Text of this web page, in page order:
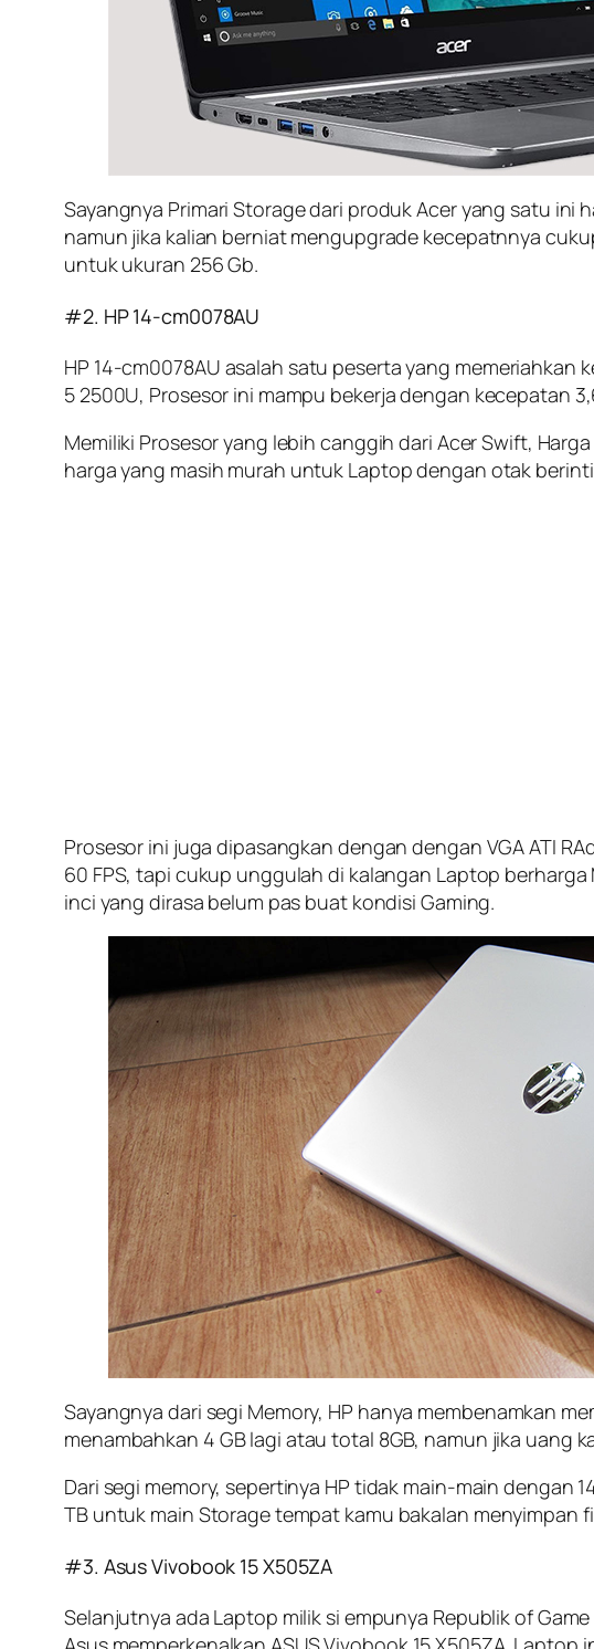
Sayangnya Primari Storage dari produk Acer yang satu ini
namun jika kalian berniat mengupgrade kecepatnnya
untuk ukuran 256 Gb.
#2. HP 14-cm0078AU
HP 14-cm0078AU asalah satu peserta yang
5 2500U, Prosesor ini mampu bekerja dengan kecepatan
Memiliki Prosesor yang lebih canggih dari Acer Swift,
harga yang masih murah untuk Laptop dengan otak
Prosesor ini juga dipasangkan dengan dengan VGA ATI
60 FPS, tapi cukup unggulah di kalangan Laptop
inci yang dirasa belum pas buat kondisi Gaming.
Sayangnya dari segi Memory, HP hanya membenamkan
menambahkan 4 GB lagi atau total 8GB, namun jika uang
Dari segi memory, sepertinya HP tidak main-main dengan
TB untuk main Storage tempat kamu bakalan menyimpan
#3. Asus Vivobook 15 X505ZA
Selanjutnya ada Laptop milik si empunya Republik of